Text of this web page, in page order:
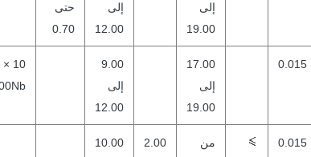
إلى
19.00
إلى
12.00
حتى
0.70
0.015
17.00
إلى
19.00
9.00
إلى
12.00
10 ×
0.015
من
2.00
10.00